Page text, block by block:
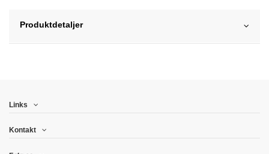
Produktdetaljer
Links
Kontakt